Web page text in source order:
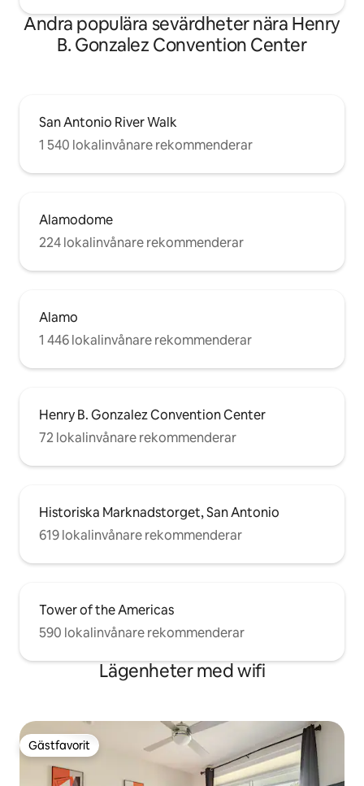
Andra populära sevärdheter nära Henry
B. Gonzalez Convention Center
San Antonio River Walk
1 540 lokalinvånare rekommenderar
Alamodome
224 lokalinvånare rekommenderar
Alamo
1 446 lokalinvånare rekommenderar
Henry B. Gonzalez Convention Center
72 lokalinvånare rekommenderar
Historiska Marknadstorget, San Antonio
619 lokalinvånare rekommenderar
Tower of the Americas
590 lokalinvånare rekommenderar
Lägenheter med wifi
Gästfavorit
Gästfavorit